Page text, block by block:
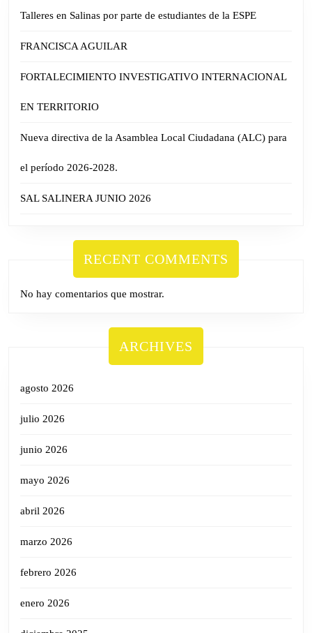
Talleres en Salinas por parte de estudiantes de la ESPE
FRANCISCA AGUILAR
FORTALECIMIENTO INVESTIGATIVO INTERNACIONAL
EN TERRITORIO
Nueva directiva de la Asamblea Local Ciudadana (ALC) para
el período 2026-2028.
SAL SALINERA JUNIO 2026
RECENT COMMENTS
No hay comentarios que mostrar.
ARCHIVES
agosto 2026
julio 2026
junio 2026
mayo 2026
abril 2026
marzo 2026
febrero 2026
enero 2026